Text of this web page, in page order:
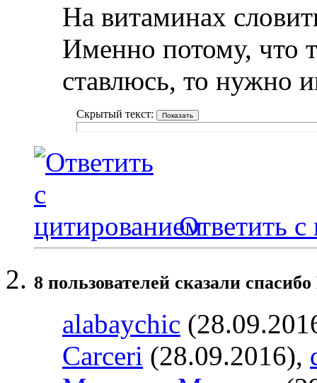
На витаминах
Именно потому, что
ставлюсь, то нужно
Скрытый текст:
Ответить с
8 пользователей сказали
alabaychic
Carceri (28.09.2016),